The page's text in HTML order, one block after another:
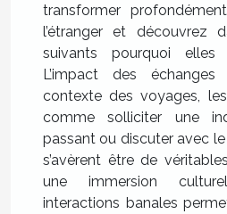
transformer
l’étranger et découvrez
suivants pourquoi
L’impact des
contexte des voyages,
comme solliciter une
passant ou discuter avec
s’avèrent être de
une immersion
interactions banales